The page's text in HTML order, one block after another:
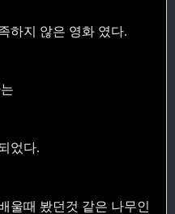
하지 않은 영화 였다.
었다.
울때 봤던것 같은 나무인